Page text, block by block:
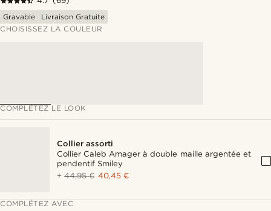
Gravable
Livraison Gratuite
CHOISISSEZ LA COULEUR
COMPLÉTEZ LE LOOK
Collier assorti
Collier Caleb Amager à double maille argentée et
pendentif Smiley
+44,95 € 40,45 €
COMPLÉTEZ AVEC